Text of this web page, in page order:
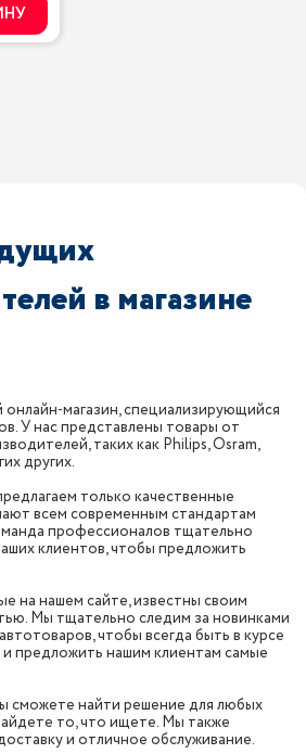
в магазине
магазин, специализирующийся
У нас представлены товары от
таких как Philips, Osram,
других.
только качественные
всем современным стандартам
профессионалов тщательно
клиентов, чтобы предложить
на нашем сайте, известны своим
Мы тщательно следим за новинками
чтобы всегда быть в курсе
предложить нашим клиентам самые
сможете найти решение для любых
то, что ищете. Мы также
и отличное обслуживание.